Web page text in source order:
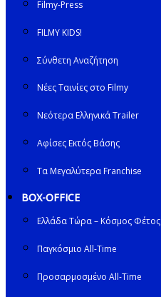
Filmy-Press
FILMY KIDS!
Σύνθετη Αναζήτηση
Νέες Ταινίες στο Filmy
Νεότερα Ελληνικά Trailer
Αφίσες Εκτός Βάσης
Τα Μεγαλύτερα Franchise
BOX-OFFICE
Ελλάδα Τώρα – Κόσμος Φέτος
Παγκόσμιο All-Time
Προσαρμοσμένο All-Time